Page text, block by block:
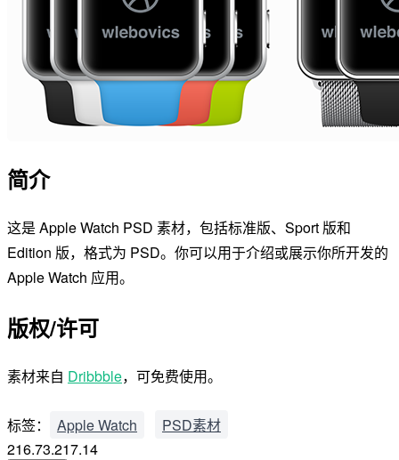
简介
这是 Apple Watch PSD 素材，包括标准版、Sport 版和
Edition 版，格式为 PSD。你可以用于介绍或展示你所开发的
Apple Watch 应用。
版权/许可
素材来自 Dribbble，可免费使用。
标签： Apple Watch
PSD素材
216.73.217.14